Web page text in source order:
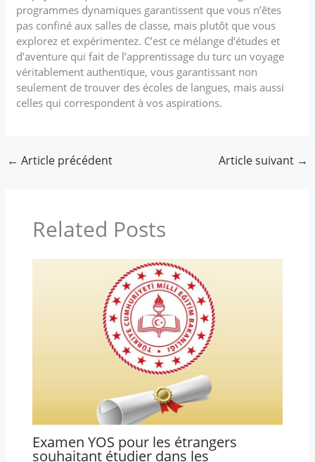
programmes dynamiques garantissent que vous n’êtes
pas confiné aux salles de classe, mais plutôt que vous
explorez et expérimentez. C’est ce mélange d’études et
d’aventure qui fait de l’apprentissage du turc un voyage
véritablement authentique, vous garantissant non
seulement de trouver des écoles de langues, mais aussi
celles qui correspondent à vos aspirations.
← Article précédent Article suivant →
Related Posts
Examen YOS pour les étrangers
souhaitant étudier dans les